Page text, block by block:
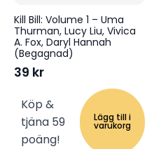
Kill Bill: Volume 1 – Uma
Thurman, Lucy Liu, Vivica
A. Fox, Daryl Hannah
(Begagnad)
39 kr
Köp &
tjäna 59
poäng!
Lägg till i
varukorg